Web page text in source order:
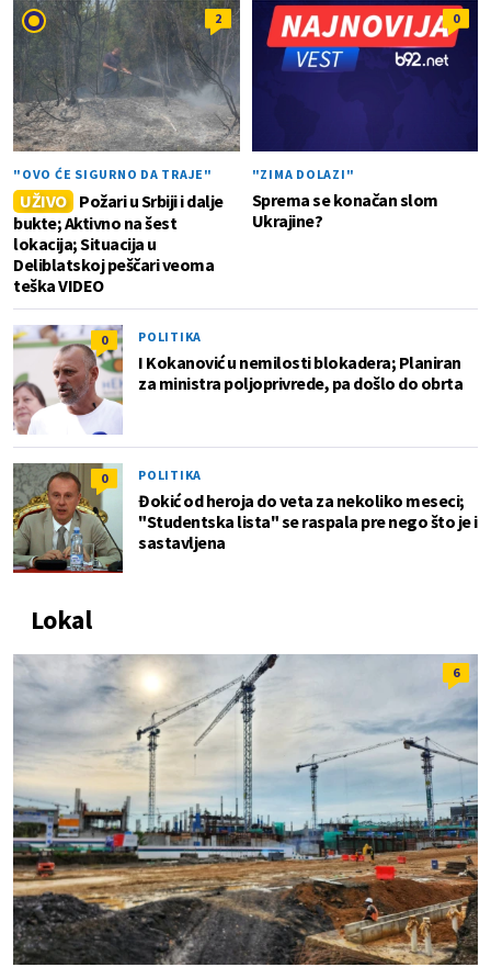
2
"OVO ĆE SIGURNO DA TRAJE"
UŽIVO
Požari u Srbiji i dalje
bukte; Aktivno na šest
lokacija; Situacija u
Deliblatskoj peščari veoma
teška VIDEO
0
"ZIMA DOLAZI"
Sprema se konačan slom
Ukrajine?
0 POLITIKA
I Kokanović u nemilosti blokadera; Planiran
za ministra poljoprivrede, pa došlo do obrta
0 POLITIKA
Đokić od heroja do veta za nekoliko meseci;
"Studentska lista" se raspala pre nego što je i
sastavljena
Lokal
6